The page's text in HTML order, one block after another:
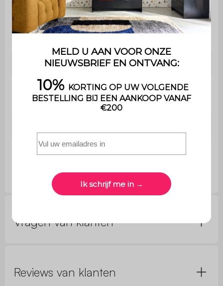
Gewichtscapaciteit 2 grote
5kg (per
Maximaal platformgewicht 10 kg
Max. gewicht bovenste en
onderste opbergruimte
5 kg
Anti-kantelkit Ja
Vragen van klanten
Reviews van klanten